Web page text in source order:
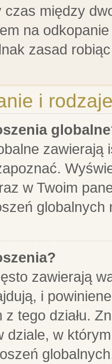
czas między
na
zasad
i
w Twoim
zawierają
i
tego działu.
dziale, w